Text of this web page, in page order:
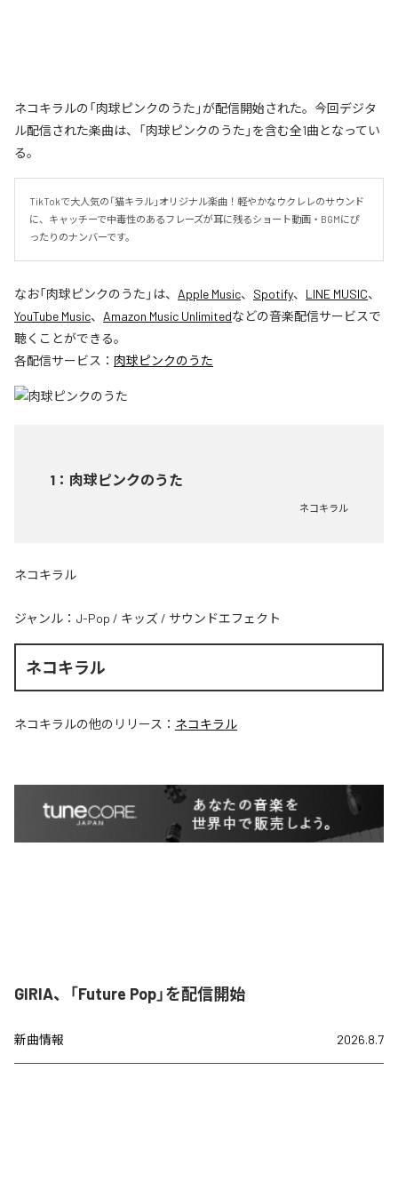
ネコキラルの「肉球ピンクのうた」が配信開始された。今回デジタ
ル配信された楽曲は、「肉球ピンクのうた」を含む全1曲となってい
る。
TikTokで大人気の「猫キラル」オリジナル楽曲！軽やかなウクレレのサウンド
に、キャッチーで中毒性のあるフレーズが耳に残るショート動画・BGMにぴ
ったりのナンバーです。
なお「肉球ピンクのうた 」は、 Apple Music、 Spotify、 LINE MUSIC、
YouTube Music、 Amazon Music Unlimitedなどの音楽配信サービスで
聴くことができる。
各配信サービス： 肉球ピンクのうた
1 ： 肉球ピンクのうた
ネコキラル
ネコキラル
ジャンル： J-Pop / キッズ / サウンドエフェクト
ネコキラル
ネコキラルの他のリリース： ネコキラル
GIRIA、「Future Pop」を配信開始
新曲情報 2026.8.7